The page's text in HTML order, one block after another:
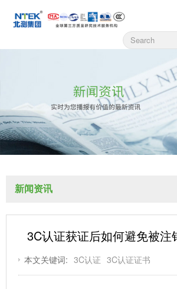
新闻资讯
3C认证获证后如何避免被注
本文关键词: 3C认证 3C认证证书